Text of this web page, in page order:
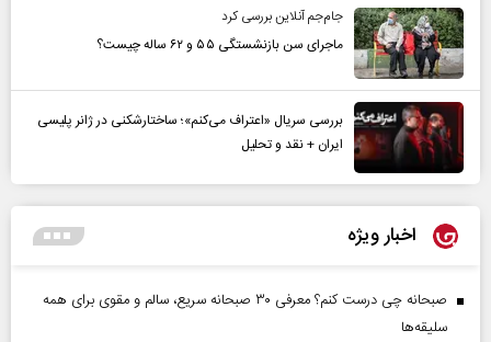
جام‌جم آنلاین بررسی کرد
ماجرای سن بازنشستگی ۵۵ و ۶۲ ساله چیست؟
بررسی سریال «اعتراف می‌کنم»؛ ساختارشکنی در ژانر پلیسی
ایران + نقد و تحلیل
اخبار ویژه
صبحانه چی درست کنم؟ معرفی ۳۰ صبحانه سریع، سالم و مقوی برای همه
سلیقه‌ها